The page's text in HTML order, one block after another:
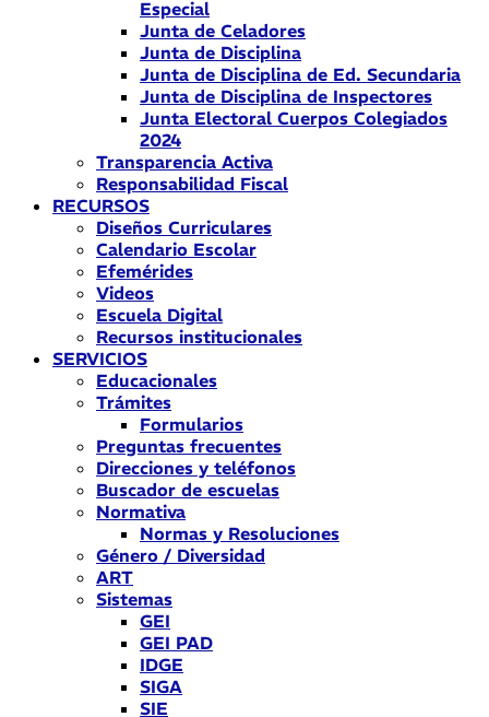
Especial
Junta de Celadores
Junta de Disciplina
Junta de Disciplina de Ed. Secundaria
Junta de Disciplina de Inspectores
Junta Electoral Cuerpos Colegiados
2024
Transparencia Activa
Responsabilidad Fiscal
RECURSOS
Diseños Curriculares
Calendario Escolar
Efemérides
Videos
Escuela Digital
Recursos institucionales
SERVICIOS
Educacionales
Trámites
Formularios
Preguntas frecuentes
Direcciones y teléfonos
Buscador de escuelas
Normativa
Normas y Resoluciones
Género / Diversidad
ART
Sistemas
GEI
GEI PAD
IDGE
SIGA
SIE